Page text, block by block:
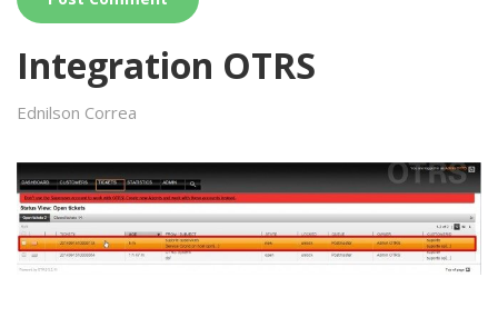
Integration OTRS
Ednilson Correa